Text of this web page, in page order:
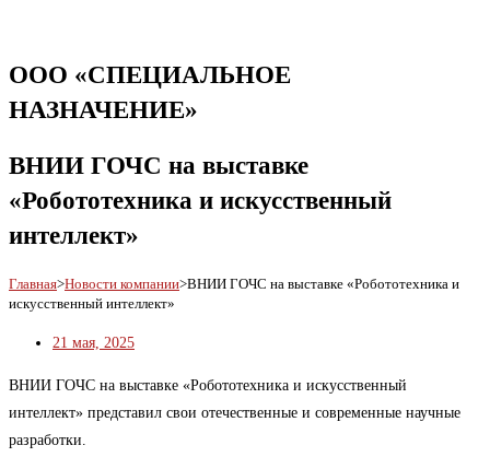
ООО «СПЕЦИАЛЬНОЕ
НАЗНАЧЕНИЕ»
ВНИИ ГОЧС на выставке
«Робототехника и искусственный
интеллект»
Главная>Новости компании>ВНИИ ГОЧС на выставке «Робототехника и
искусственный интеллект»
21 мая, 2025
ВНИИ ГОЧС на выставке «Робототехника и искусственный
интеллект» представил свои отечественные и современные научные
разработки.